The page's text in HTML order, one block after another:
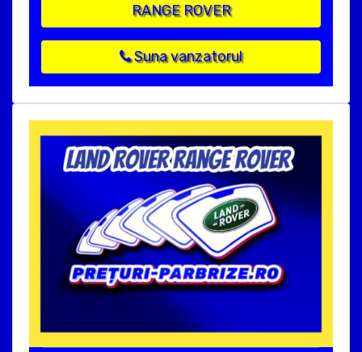
RANGE ROVER
Suna vanzatorul